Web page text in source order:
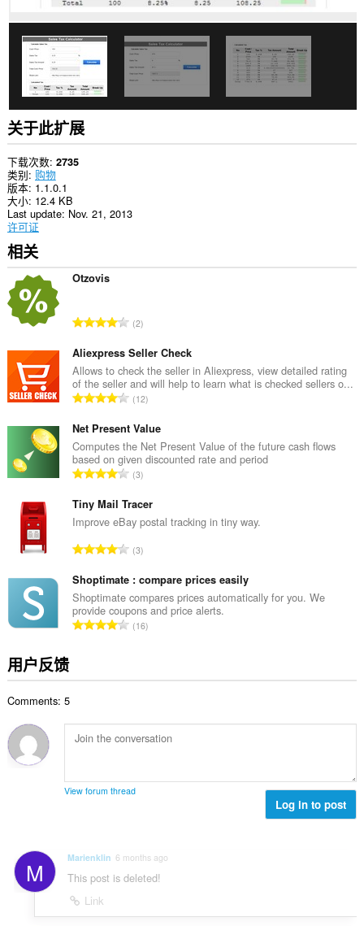
和
浏
览
活
动。
This
extension
can
store
unlimited
amount
client-
side
data.
关于此扩展
下载次数 2735
类别 购物
版本 1.1.0.1
大小 12.4 KB
Last update Nov. 21, 2013
许可证
相关
Otzovis
总
分
次
数
：
2
Aliexpress Seller Check
Allows to check the seller in Aliexpress, view detailed rating
of the seller and will help to learn what is checked sellers o...
总
分
次
数
：
12
Net Present Value
Computes the Net Present Value of the future cash flows
based on given discounted rate and period
总
分
次
：
3
Tiny Mail Tracer
Improve eBay postal tracking in tiny way.
总
分
次
数
：
3
Shoptimate : compare prices easily
Shoptimate compares prices automatically for you. We
provide coupons and price alerts.
总16
用户反馈
Comments: 5
View forum thread
Log in to post
M Marienklin 6 months ago
This post is deleted!
Link